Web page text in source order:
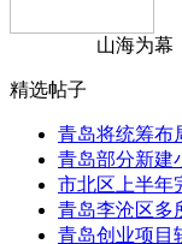
山海为幕，
精选帖子
青岛将统筹布
青岛部分新建
市北区上半年
青岛李沧区多
青岛创业项目